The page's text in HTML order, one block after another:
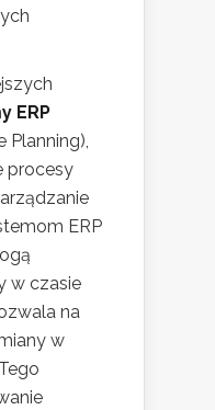
ERP
Planning),
procesy
ERP
w czasie
na
w